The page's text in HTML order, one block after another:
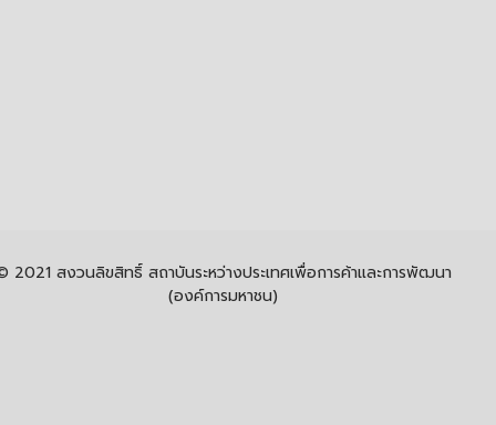
2021 สงวนลิขสิทธิ์ สถาบันระหว่างประเทศเพื่อการค้าและการพัฒนา
(องค์การมหาชน)